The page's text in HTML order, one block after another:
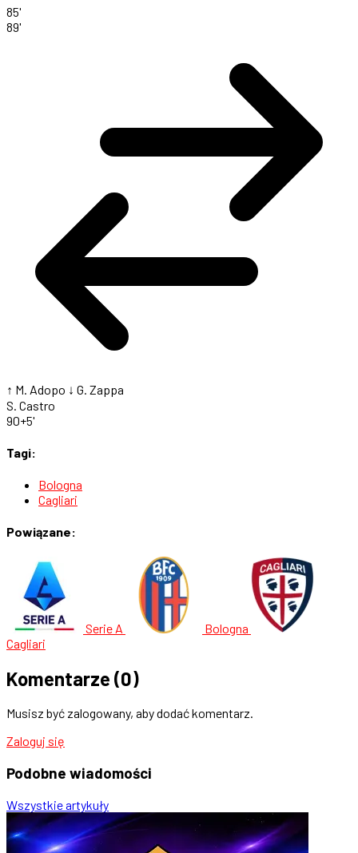
85'
89'
↑ M. Adopo ↓ G. Zappa
S. Castro
90+5'
Tagi:
Bologna
Cagliari
Powiązane:
Serie A
Bologna
Cagliari
Komentarze (0)
Musisz być zalogowany, aby dodać komentarz.
Zaloguj się
Podobne wiadomości
Wszystkie artykuły